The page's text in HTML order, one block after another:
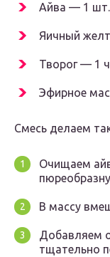
Айва — 1 шт.
Яичный
Творог — 1
Эфирное
Смесь делаем
Очищаем
В массу
Добавляем
тщательно